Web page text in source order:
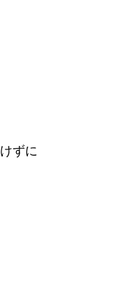
ずに